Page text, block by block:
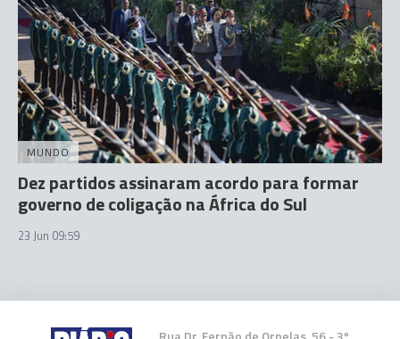
MUNDO
Dez partidos assinaram acordo para formar
governo de coligação na África do Sul
23 Jun 09:59